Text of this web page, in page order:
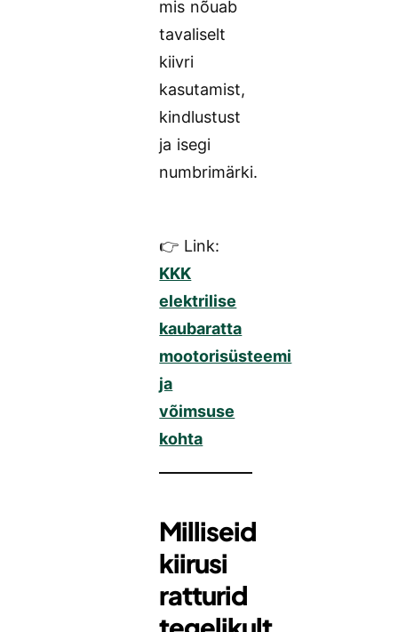
mis nõuab
tavaliselt
kiivri
kasutamist,
kindlustust
ja isegi
numbrimärki.
👉 Link:
KKK
elektrilise
kaubaratta
mootorisüsteemi
ja
võimsuse
kohta
Milliseid
kiirusi
ratturid